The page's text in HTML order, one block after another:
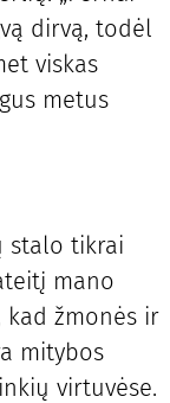
dirvą, todėl
viskas
metus
stalo tikrai
mano
kad žmonės ir
mitybos
virtuvėse.